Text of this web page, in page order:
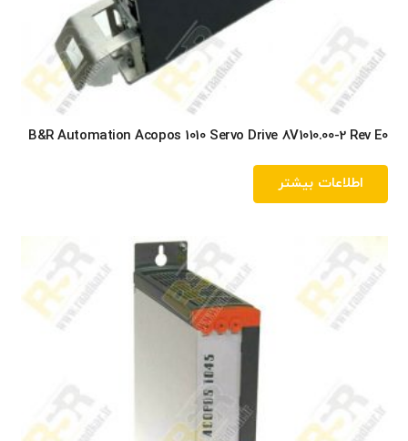
B&R Automation Acopos 1010 Servo Drive 8V1010.00-2 Rev E0
اطلاعات بیشتر